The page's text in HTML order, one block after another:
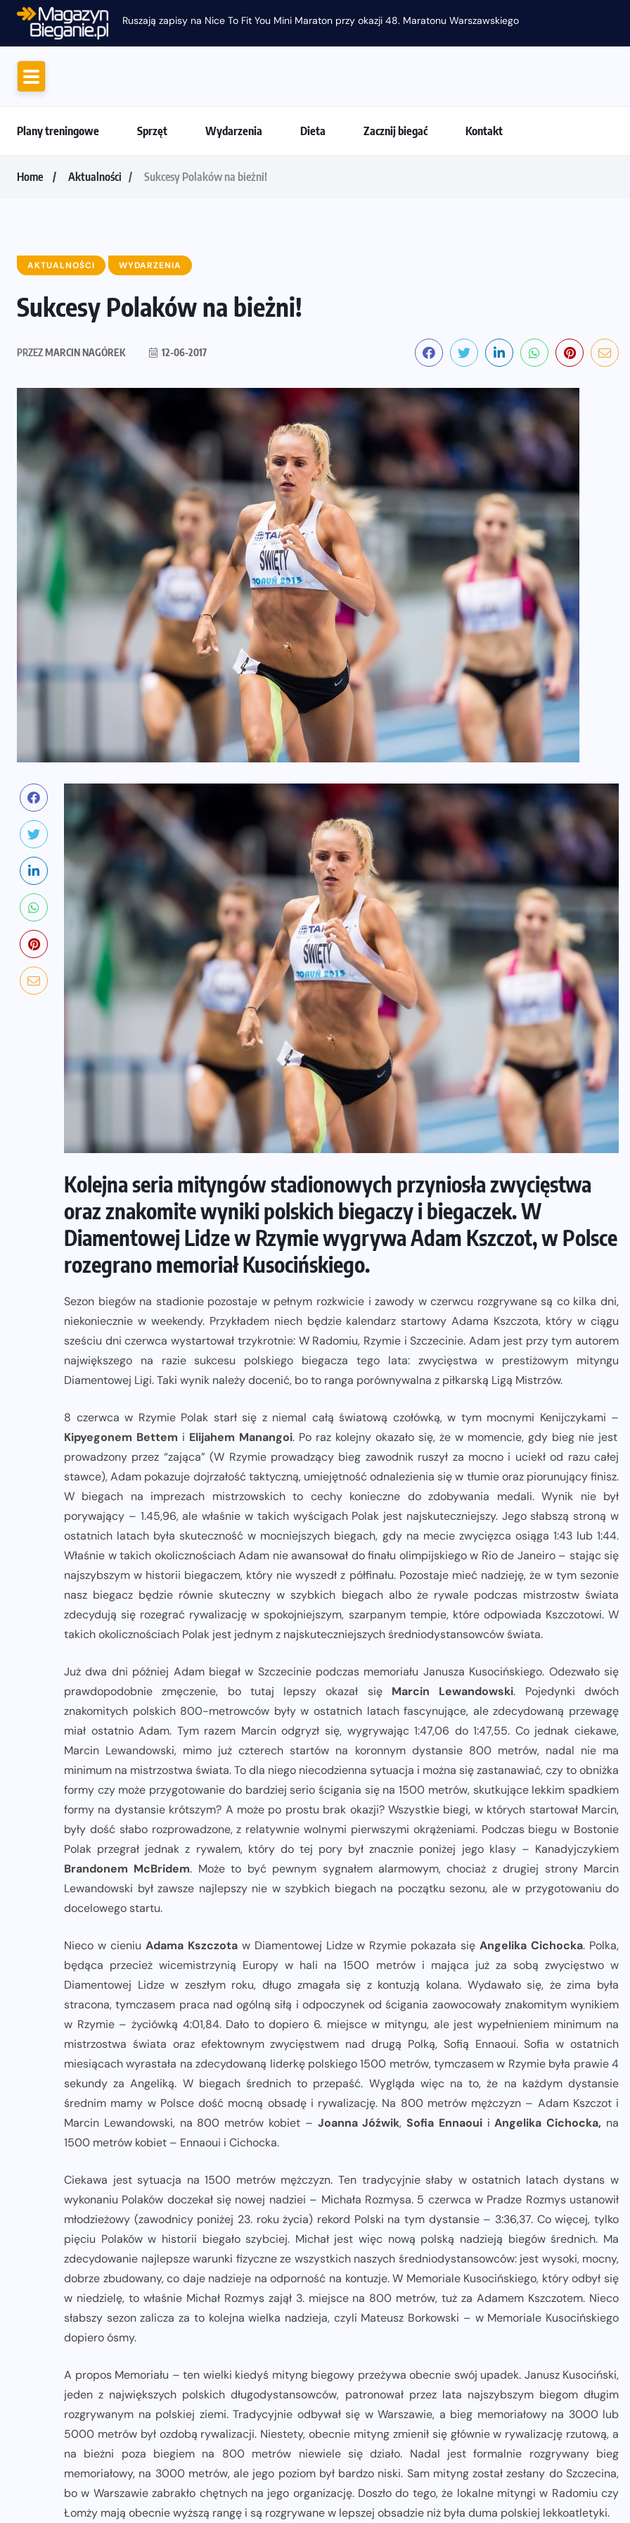
Ruszają zapisy na Nice To Fit You Mini Maraton przy okazji 48. Maratonu Warszawskiego
Plany treningowe Sprzęt Wydarzenia Dieta Zacznij biegać Kontakt
Home Aktualności Sukcesy Polaków na bieżni!
AKTUALNOŚCI WYDARZENIA
Sukcesy Polaków na bieżni!
PRZEZMARCIN NAGÓREK 12-06-2017
Kolejna seria mityngów stadionowych przyniosła zwycięstwa
oraz znakomite wyniki polskich biegaczy i biegaczek. W
Diamentowej Lidze w Rzymie wygrywa Adam Kszczot, w Polsce
rozegrano memoriał Kusocińskiego.
Sezon biegów na stadionie pozostaje w pełnym rozkwicie i zawody w czerwcu rozgrywane są co kilka dni,
niekoniecznie w weekendy. Przykładem niech będzie kalendarz startowy Adama Kszczota, który w ciągu
sześciu dni czerwca wystartował trzykrotnie: W Radomiu, Rzymie i Szczecinie. Adam jest przy tym autorem
największego na razie sukcesu polskiego biegacza tego lata: zwycięstwa w prestiżowym mityngu
Diamentowej Ligi. Taki wynik należy docenić, bo to ranga porównywalna z piłkarską Ligą Mistrzów.
8 czerwca w Rzymie Polak starł się z niemal całą światową czołówką, w tym mocnymi Kenijczykami –
Kipyegonem Bettem i Elijahem Manangoi. Po raz kolejny okazało się, że w momencie, gdy bieg nie jest
prowadzony przez “zająca” (W Rzymie prowadzący bieg zawodnik ruszył za mocno i uciekł od razu całej
stawce), Adam pokazuje dojrzałość taktyczną, umiejętność odnalezienia się w tłumie oraz piorunujący finisz.
W biegach na imprezach mistrzowskich to cechy konieczne do zdobywania medali. Wynik nie był
porywający – 1.45,96, ale właśnie w takich wyścigach Polak jest najskuteczniejszy. Jego słabszą stroną w
ostatnich latach była skuteczność w mocniejszych biegach, gdy na mecie zwycięzca osiąga 1:43 lub 1:44.
Właśnie w takich okolicznościach Adam nie awansował do finału olimpijskiego w Rio de Janeiro – stając się
najszybszym w historii biegaczem, który nie wyszedł z półfinału. Pozostaje mieć nadzieję, że w tym sezonie
nasz biegacz będzie równie skuteczny w szybkich biegach albo że rywale podczas mistrzostw świata
zdecydują się rozegrać rywalizację w spokojniejszym, szarpanym tempie, które odpowiada Kszczotowi. W
takich okolicznościach Polak jest jednym z najskuteczniejszych średniodystansowców świata.
Już dwa dni później Adam biegał w Szczecinie podczas memoriału Janusza Kusocińskiego. Odezwało się
prawdopodobnie zmęczenie, bo tutaj lepszy okazał się Marcin Lewandowski. Pojedynki dwóch
znakomitych polskich 800-metrowców były w ostatnich latach fascynujące, ale zdecydowaną przewagę
miał ostatnio Adam. Tym razem Marcin odgryzł się, wygrywając 1:47,06 do 1:47,55. Co jednak ciekawe,
Marcin Lewandowski, mimo już czterech startów na koronnym dystansie 800 metrów, nadal nie ma
minimum na mistrzostwa świata. To dla niego niecodzienna sytuacja i można się zastanawiać, czy to obniżka
formy czy może przygotowanie do bardziej serio ścigania się na 1500 metrów, skutkujące lekkim spadkiem
formy na dystansie krótszym? A może po prostu brak okazji? Wszystkie biegi, w których startował Marcin,
były dość słabo rozprowadzone, z relatywnie wolnymi pierwszymi okrążeniami. Podczas biegu w Bostonie
Polak przegrał jednak z rywalem, który do tej pory był znacznie poniżej jego klasy – Kanadyjczykiem
Brandonem McBridem. Może to być pewnym sygnałem alarmowym, chociaż z drugiej strony Marcin
Lewandowski był zawsze najlepszy nie w szybkich biegach na początku sezonu, ale w przygotowaniu do
docelowego startu.
Nieco w cieniu Adama Kszczotaw Diamentowej Lidze w Rzymie pokazała sięAngelika Cichocka. Polka,
będąca przecież wicemistrzynią Europy w hali na 1500 metrów i mająca już za sobą zwycięstwo w
Diamentowej Lidze w zeszłym roku, długo zmagała się z kontuzją kolana. Wydawało się, że zima była
stracona, tymczasem praca nad ogólną siłą i odpoczynek od ścigania zaowocowały znakomitym wynikiem
w Rzymie – życiówką 4:01,84. Dało to dopiero 6. miejsce w mityngu, ale jest wypełnieniem minimum na
mistrzostwa świata oraz efektownym zwycięstwem nad drugą Polką, Sofią Ennaoui. Sofia w ostatnich
miesiącach wyrastała na zdecydowaną liderkę polskiego 1500 metrów, tymczasem w Rzymie była prawie 4
sekundy za Angeliką. W biegach średnich to przepaść. Wygląda więc na to, że na każdym dystansie
średnim mamy w Polsce dość mocną obsadę i rywalizację. Na 800 metrów mężczyzn – Adam Kszczot i
Marcin Lewandowski, na 800 metrów kobiet – Joanna Jóźwik, Sofia Ennaoui i Angelika Cichocka, na
1500 metrów kobiet – Ennaoui i Cichocka.
Ciekawa jest sytuacja na 1500 metrów mężczyzn. Ten tradycyjnie słaby w ostatnich latach dystans w
wykonaniu Polaków doczekał się nowej nadziei – Michała Rozmysa. 5 czerwca w Pradze Rozmys ustanowił
młodzieżowy (zawodnicy poniżej 23. roku życia) rekord Polski na tym dystansie – 3:36,37. Co więcej, tylko
pięciu Polaków w historii biegało szybciej. Michał jest więc nową polską nadzieją biegów średnich. Ma
zdecydowanie najlepsze warunki fizyczne ze wszystkich naszych średniodystansowców: jest wysoki, mocny,
dobrze zbudowany, co daje nadzieje na odporność na kontuzje. W Memoriale Kusocińskiego, który odbył się
w niedzielę, to właśnie Michał Rozmys zajął 3. miejsce na 800 metrów, tuż za Adamem Kszczotem. Nieco
słabszy sezon zalicza za to kolejna wielka nadzieja, czyli Mateusz Borkowski – w Memoriale Kusocińskiego
dopiero ósmy.
A propos Memoriału – ten wielki kiedyś mityng biegowy przeżywa obecnie swój upadek. Janusz Kusociński,
jeden z największych polskich długodystansowców, patronował przez lata najszybszym biegom długim
rozgrywanym na polskiej ziemi. Tradycyjnie odbywał się w Warszawie, a bieg memoriałowy na 3000 lub
5000 metrów był ozdobą rywalizacji. Niestety, obecnie mityng zmienił się głównie w rywalizację rzutową, a
na bieżni poza biegiem na 800 metrów niewiele się działo. Nadal jest formalnie rozgrywany bieg
memoriałowy, na 3000 metrów, ale jego poziom był bardzo niski. Sam mityng został zesłany do Szczecina,
bo w Warszawie zabrakło chętnych na jego organizację. Doszło do tego, że lokalne mityngi w Radomiu czy
Łomży mają obecnie wyższą rangę i są rozgrywane w lepszej obsadzie niż była duma polskiej lekkoatletyki.
WYDARZENIA
Trasa Nice To Fit You Warszawskiej
Dychy 2026. Szybkie 10 km i emocje
największego maratonu w Polsce